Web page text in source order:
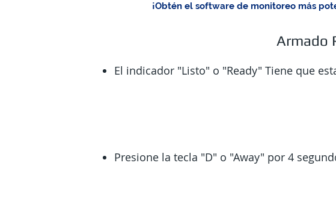
¡Obtén el software de monitoreo más
Armado
El indicador "Listo" o "Ready" Tiene que
Presione la tecla "D" o "Away" por 4